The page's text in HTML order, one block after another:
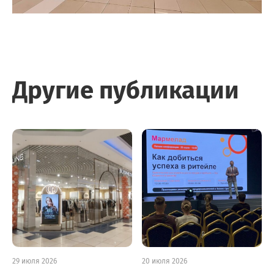
Другие публикации
29 июля 2026 20 июля 2026